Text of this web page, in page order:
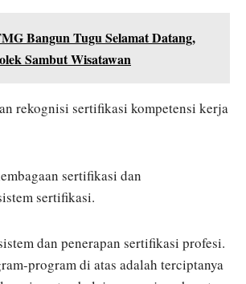
Bangun Tugu Selamat Datang,
Sambut Wisatawan
rekognisi sertifikasi kompetensi kerja
sertifikasi dan
sertifikasi.
dan penerapan sertifikasi profesi.
program di atas adalah terciptanya